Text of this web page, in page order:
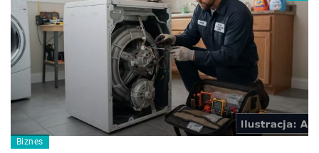
Biznes